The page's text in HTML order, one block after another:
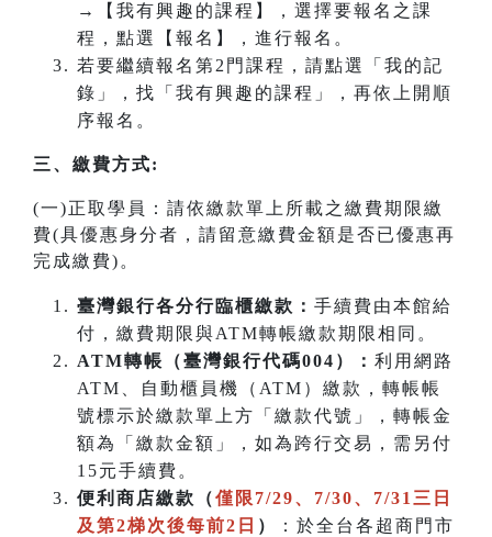
→【我有興趣的課程】，選擇要報名之課
程，點選【報名】，進行報名。
若要繼續報名第2門課程，請點選「我的記
錄」，找「我有興趣的課程」，再依上開順
序報名。
三、繳費方式:
(一)正取學員：請依繳款單上所載之繳費期限繳
費(具優惠身分者，請留意繳費金額是否已優惠再
完成繳費)。
臺灣銀行各分行臨櫃繳款： 手續費由本館給
付，繳費期限與ATM轉帳繳款期限相同。
ATM轉帳（臺灣銀行代碼004）： 利用網路
ATM、自動櫃員機（ATM）繳款，轉帳帳
號標示於繳款單上方「繳款代號」，轉帳金
額為「繳款金額」，如為跨行交易，需另付
15元手續費。
便利商店繳款（僅限7/29、7/30、7/31三日
及第2梯次後每前2日 ）
：於全台各超商門市